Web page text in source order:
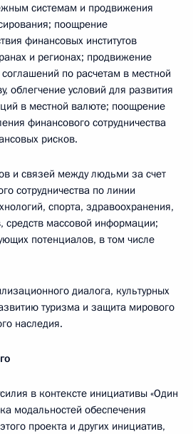
системам и продвижения
поощрение
финансовых институтов
и регионах; продвижение
по расчетам в местной
облегчение условий для развития
в местной валюте; поощрение
финансового сотрудничества
рисков.
и связей между людьми за счет
сотрудничества по линии
спорта, здравоохранения,
средств массовой информации;
потенциалов, в том числе
диалога, культурных
туризма и защита мирового
наследия.
в контексте инициативы «Один
модальностей обеспечения
проекта и других инициатив,